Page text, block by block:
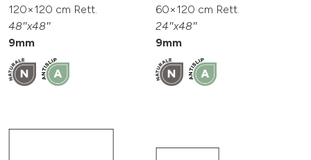
120×120 cm Rett.
48″x48″
9mm
60×120 cm Rett.
24″x48″
9mm